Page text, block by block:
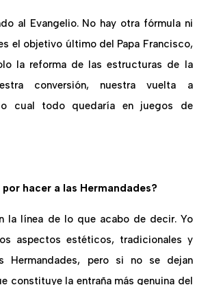
al Evangelio. No hay otra fórmula ni
el objetivo último del Papa Francisco,
la reforma de las estructuras de la
conversión, nuestra vuelta a
cual todo quedaría en juegos de
por hacer a las Hermandades?
la línea de lo que acabo de decir. Yo
aspectos estéticos, tradicionales y
Hermandades, pero si no se dejan
constituye la entraña más genuina del